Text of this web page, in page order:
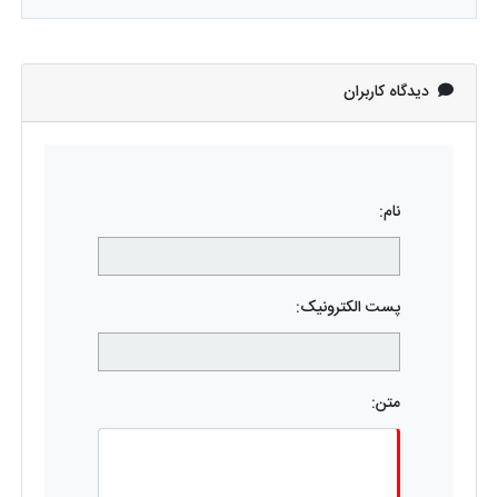
دیدگاه کاربران
نام:
پست الکترونیک:
متن: